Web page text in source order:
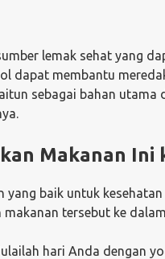
lemak sehat yang
dapat membantu
sebagai bahan
Makanan Ini
yang baik untuk
makanan tersebut ke
hari Anda dengan